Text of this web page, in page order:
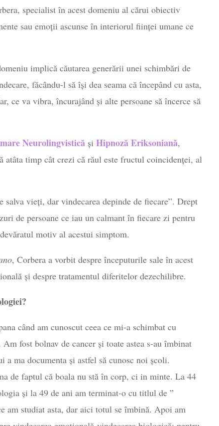
specialist în acest domeniu al cărui obiectiv
sau emoții ascunse în interiorul ființei umane ce
implică căutarea generării unei schimbări de
făcându-l să își dea seama că începând cu asta,
ce va vibra, încurajând și alte persoane să încerce să
Neurolingvistică și Hipnoză Eriksoniană,
atâta timp cât crezi că răul este fructul coincidenței, al
salva vieți, dar vindecarea depinde de fiecare”. Drept
de persoane ce iau un calmant în fiecare zi pentru
motiv al acestui simptom.
, Corbera a vorbit despre începuturile sale în acest
și despre tratamentul diferitelor dezechilibre.
când am cunoscut ceea ce mi-a schimbat cu
Am fost bolnav de cancer și toate astea s-au îmbinat
ma documenta și astfel să cunosc noi școli.
de faptul că boala nu stă în corp, ci in minte. La 44
și la 49 de ani am terminat-o cu titlul de ”
am studiat asta, dar aici totul se îmbină. Apoi am